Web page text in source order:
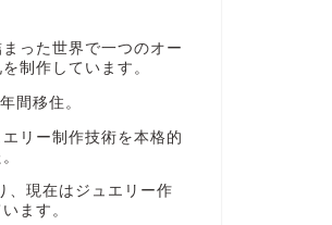
った世界で一つのオー
制作しています。
間移住。
リー制作技術を本格的
、現在はジュエリー作
ます。